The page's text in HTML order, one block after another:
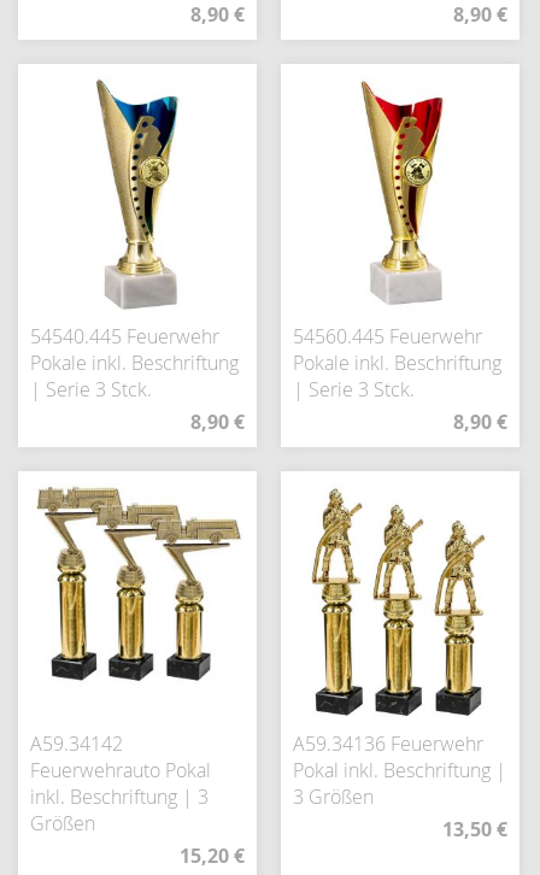
8,90 €
8,90 €
54540.445 Feuerwehr
Pokale inkl. Beschriftung
| Serie 3 Stck.
8,90 €
54560.445 Feuerwehr
Pokale inkl. Beschriftung
| Serie 3 Stck.
8,90 €
A59.34142
Feuerwehrauto Pokal
inkl. Beschriftung | 3
Größen
15,20 €
A59.34136 Feuerwehr
Pokal inkl. Beschriftung |
3 Größen
13,50 €